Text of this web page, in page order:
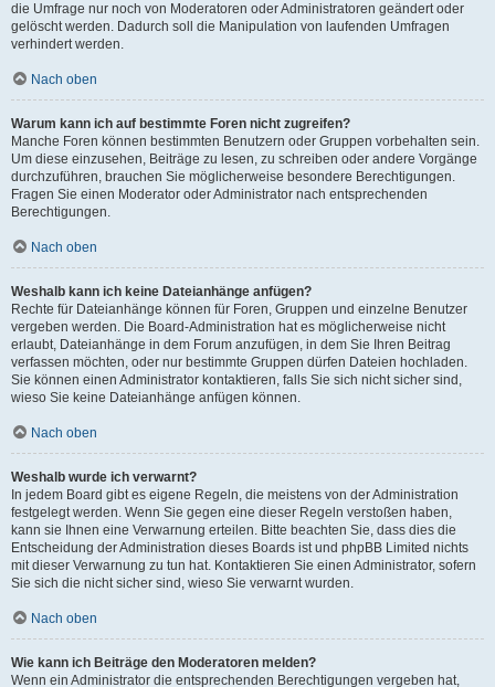
die Umfrage nur noch von Moderatoren oder Administratoren geändert oder
gelöscht werden. Dadurch soll die Manipulation von laufenden Umfragen
verhindert werden.
Nach oben
Warum kann ich auf bestimmte Foren nicht zugreifen?
Manche Foren können bestimmten Benutzern oder Gruppen vorbehalten sein.
Um diese einzusehen, Beiträge zu lesen, zu schreiben oder andere Vorgänge
durchzuführen, brauchen Sie möglicherweise besondere Berechtigungen.
Fragen Sie einen Moderator oder Administrator nach entsprechenden
Berechtigungen.
Nach oben
Weshalb kann ich keine Dateianhänge anfügen?
Rechte für Dateianhänge können für Foren, Gruppen und einzelne Benutzer
vergeben werden. Die Board-Administration hat es möglicherweise nicht
erlaubt, Dateianhänge in dem Forum anzufügen, in dem Sie Ihren Beitrag
verfassen möchten, oder nur bestimmte Gruppen dürfen Dateien hochladen.
Sie können einen Administrator kontaktieren, falls Sie sich nicht sicher sind,
wieso Sie keine Dateianhänge anfügen können.
Nach oben
Weshalb wurde ich verwarnt?
In jedem Board gibt es eigene Regeln, die meistens von der Administration
festgelegt werden. Wenn Sie gegen eine dieser Regeln verstoßen haben,
kann sie Ihnen eine Verwarnung erteilen. Bitte beachten Sie, dass dies die
Entscheidung der Administration dieses Boards ist und phpBB Limited nichts
mit dieser Verwarnung zu tun hat. Kontaktieren Sie einen Administrator, sofern
Sie sich die nicht sicher sind, wieso Sie verwarnt wurden.
Nach oben
Wie kann ich Beiträge den Moderatoren melden?
Wenn ein Administrator die entsprechenden Berechtigungen vergeben hat,